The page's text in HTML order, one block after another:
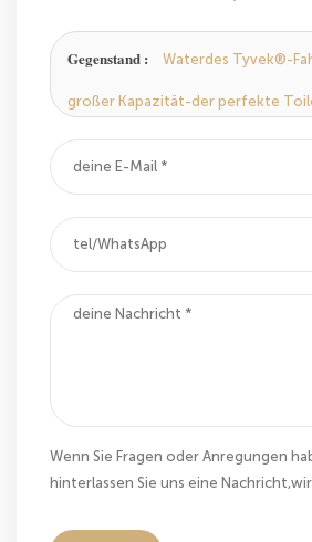
können.
Gegenstand : Waterdes Tyvek®-
großer Kapazität-der perfekte
Wenn Sie Fragen oder Anregungen
hinterlassen Sie uns eine